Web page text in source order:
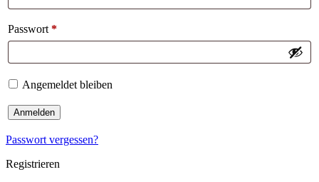
Passwort *
Angemeldet bleiben
Anmelden
Passwort vergessen?
Registrieren